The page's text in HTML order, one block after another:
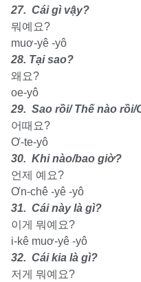
27. Cái gì vậy?
뭐예요?
muơ-yê -yô
28. Tại sao?
왜요?
oe-yô
29. Sao rồi/ Thế nào
어때요?
Ơ-te-yô
30. Khi nào/bao giờ?
언제 예요?
Ơn-chê -yê -yô
31. Cái này là gì?
이게 뭐예요?
i-kê muơ-yê -yô
32. Cái kia là gì?
저게 뭐예요?